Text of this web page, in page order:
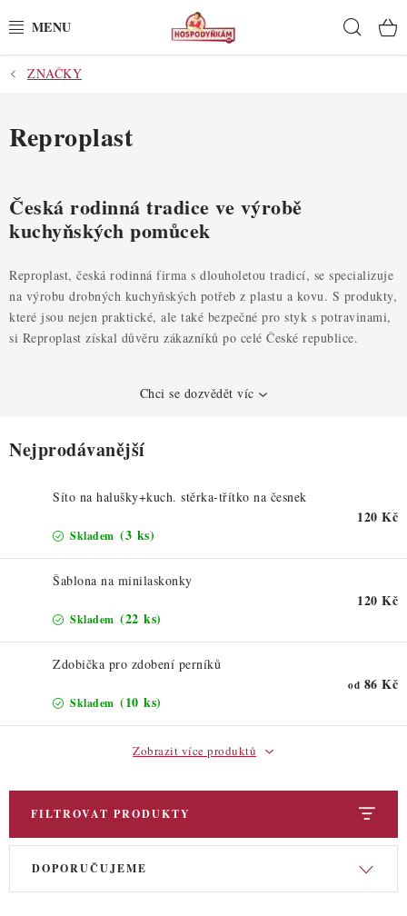
na
POTŘEBY
POMŮCKY
DEKORACE
PRO OSLAVY
DO KUCHYNĚ
DÁRKOVÉ POUKAZY
TÉMATICKÉ PRODUKTY
ZNAČKY
Nepřevzetí zásilky na dobírku
Hodnocení obchodu
Blog
Moje objednávka
Podmínky ochrany osobních údajů
ZNAČKY
Reproplast
Česká rodinná tradice ve výrobě
kuchyňských pomůcek
Reproplast, česká rodinná firma s dlouholetou tradicí, se specializuje
na výrobu drobných kuchyňských potřeb z plastu a kovu. S produkty,
které jsou nejen praktické, ale také bezpečné pro styk s potravinami,
si Reproplast získal důvěru zákazníků po celé České republice.
Chci se dozvědět víc
Nejprodávanější
Síto na halušky+kuch. stěrka-třítko na česnek
Skladem (3 ks)
120 Kč
Šablona na minilaskonky
Skladem (22 ks)
120 Kč
Zdobička pro zdobení perníků
Skladem (10 ks)
od 86 Kč
Zobrazit více produktů
FILTROVAT PRODUKTY
V
Ř DOPORUČUJEME